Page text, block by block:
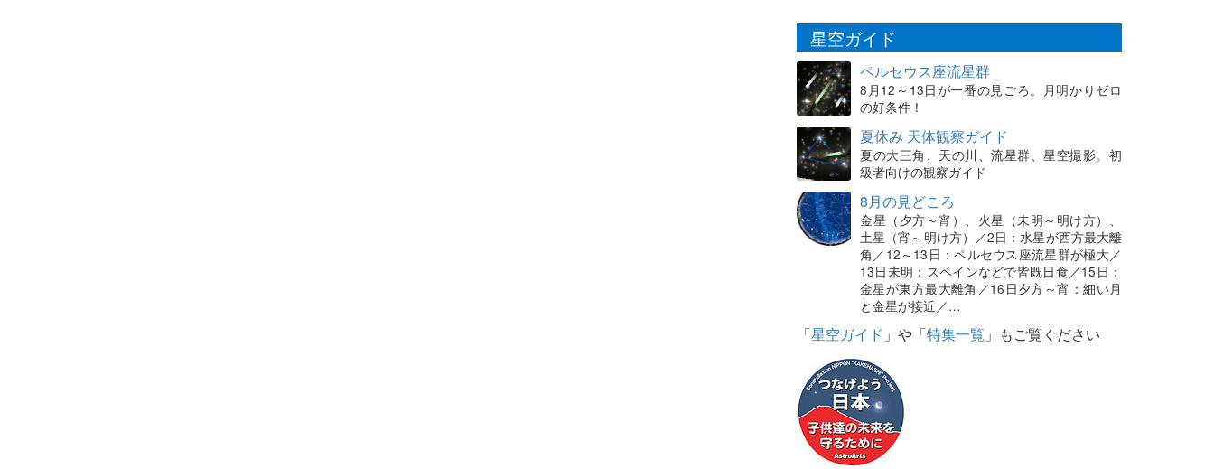
星空ガイド
ペルセウス座流星群
8月12～13日が一番の見ごろ。月明かりゼロ
の好条件！
夏休み 天体観察ガイド
夏の大三角、天の川、流星群、星空撮影。初
級者向けの観察ガイド
8月の見どころ
金星（夕方～宵）、火星（未明～明け方）、
土星（宵～明け方）／2日：水星が西方最大離
角／12～13日：ペルセウス座流星群が極大／
13日未明：スペインなどで皆既日食／15日：
金星が東方最大離角／16日夕方～宵：細い月
と金星が接近／…
「星空ガイド 」や「特集一覧 」もご覧ください